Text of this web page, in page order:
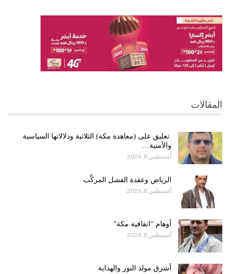
المقالات
تعليق على (معاهدة مكة) الثلاثية ودلالاتها السياسية
والأمنية…
أغسطس 8, 2026
الرياض وعقدة الفشل المركَّب
أغسطس 8, 2026
أوهام “اتفاقية مكة”
أغسطس 8, 2026
أشرق مولد النور والهداية